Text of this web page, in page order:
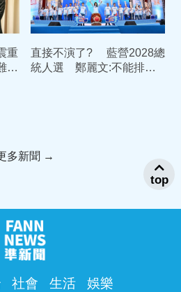
重
見
直接不演了? 藍營2028總
統人選 鄭麗文:不能排除
多新聞 →
社會 生活 娛樂
top